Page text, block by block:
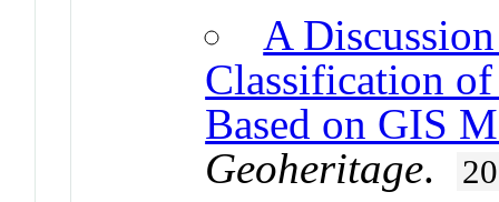
A
Classification
Based on GIS
Geoheritage.